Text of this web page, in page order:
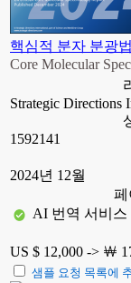
핵심적 분자 분광
Core Molecular
Strategic Directions
1592141
2024년 12월
페
AI 번역 서비스
US $ 12,000 -> ￦
샘플 요청 목록에